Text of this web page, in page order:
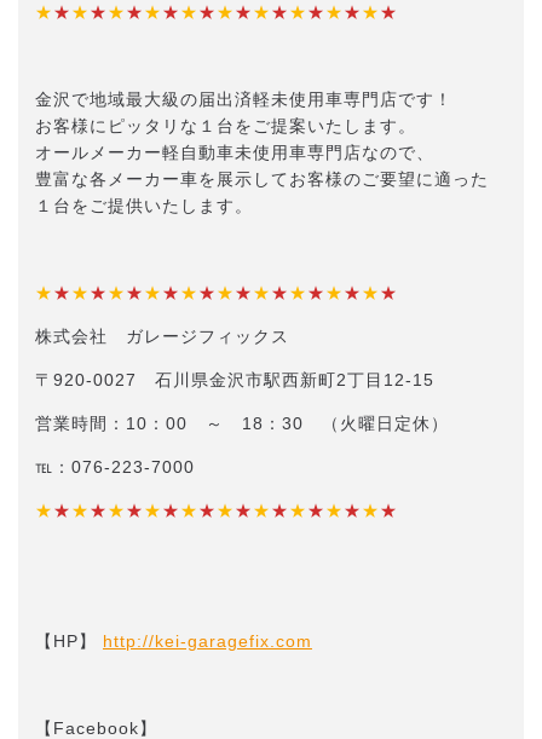
★★★★★★★★★★★★★★★★★★★★
金沢で地域最大級の届出済軽未使用車専門店です！
お客様にピッタリな１台をご提案いたします。
オールメーカー軽自動車未使用車専門店なので、
豊富な各メーカー車を展示してお客様のご要望に適った
１台をご提供いたします。
★★★★★★★★★★★★★★★★★★★★
株式会社 ガレージフィックス
〒920-0027 石川県金沢市駅西新町2丁目12-15
営業時間：10：00 ～ 18：30 （火曜日定休）
℡：076-223-7000
★★★★★★★★★★★★★★★★★★★★
【HP】 http://kei-garagefix.com​​
【Facebook】